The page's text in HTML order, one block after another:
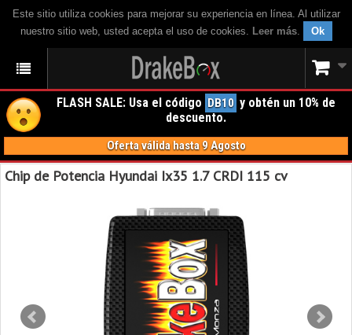
Este sitio utiliza cookies para mejorar su experiencia en línea. Al utilizar
nuestro sitio web, usted acepta el uso de cookies. Leer más. Ok
FLASH SALE: Usa el código DB10 y obtén un 10% de
descuento.
Oferta válida hasta 9 Agosto
Chip de Potencia Hyundai Ix35 1.7 CRDI 115 cv